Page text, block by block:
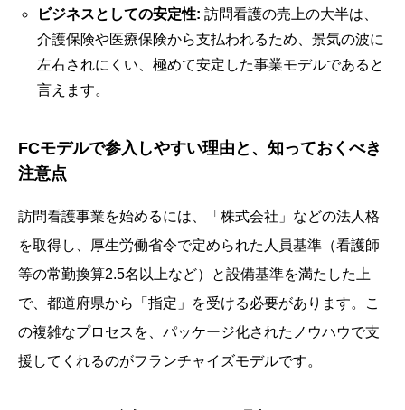
ビジネスとしての安定性: 訪問看護の売上の大半は、
介護保険や医療保険から支払われるため、景気の波に
左右されにくい、極めて安定した事業モデルであると
言えます。
FCモデルで参入しやすい理由と、知っておくべき
注意点
訪問看護事業を始めるには、「株式会社」などの法人格
を取得し、厚生労働省令で定められた人員基準（看護師
等の常勤換算2.5名以上など）と設備基準を満たした上
で、都道府県から「指定」を受ける必要があります。こ
の複雑なプロセスを、パッケージ化されたノウハウで支
援してくれるのがフランチャイズモデルです。